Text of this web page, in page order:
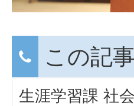
この記
生涯学習課 社